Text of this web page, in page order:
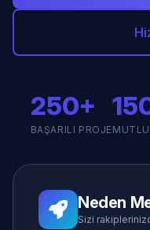
250+
BAŞARILI PROJE
Neden
Sizi